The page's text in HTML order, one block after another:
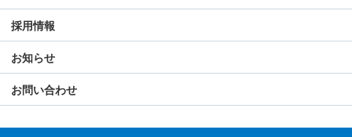
採用情報
お知らせ
お問い合わせ